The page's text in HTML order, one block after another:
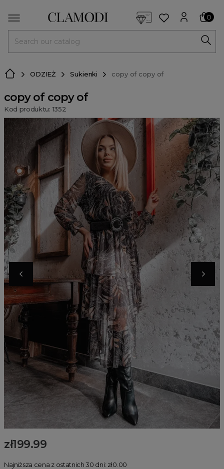
0
ODZIEŻ Sukienki copy of copy of
copy of copy of
Kod produktu: 1352
zł199.99
Najniższa cena z ostatnich 30 dni: zł0.00